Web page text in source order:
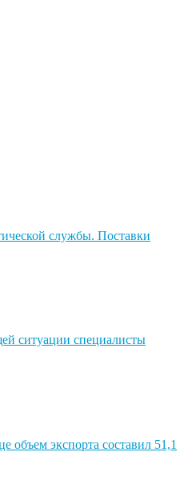
службы. Поставки
ситуации специалисты
объем экспорта составил 51,1